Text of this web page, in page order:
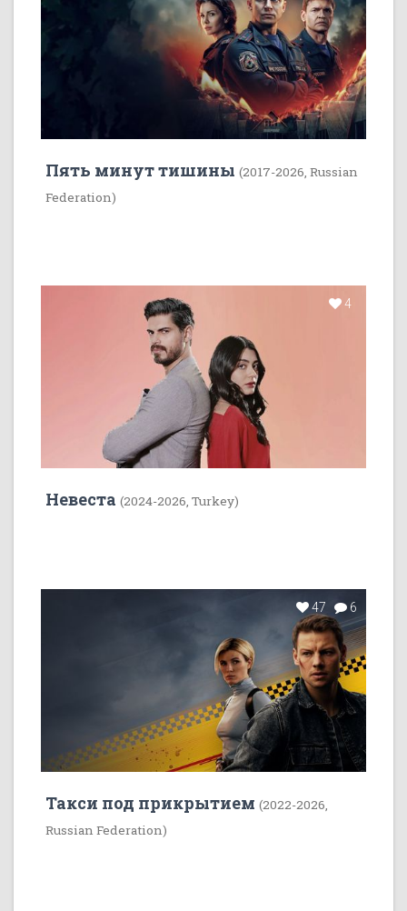
Пять минут тишины (2017-2026, Russian
Federation)
4
Невеста (2024-2026, Turkey)
47 6
Такси под прикрытием (2022-2026,
Russian Federation)